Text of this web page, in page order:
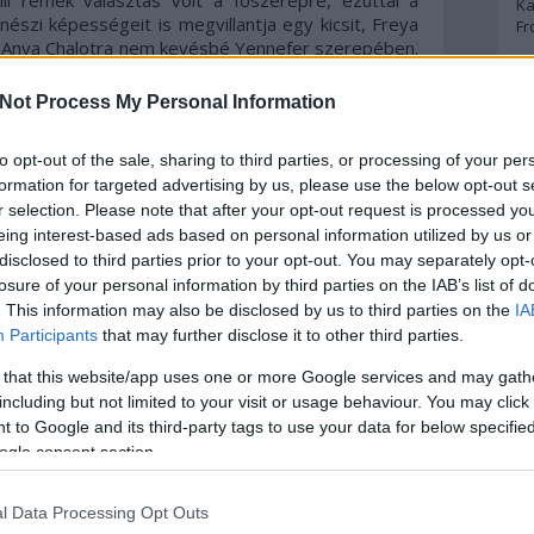
Process My Personal Information
opt-out of the sale, sharing to third parties, or processing of your
for targeted advertising by us, please use the below opt-out
selection. Please note that after your opt-out request is processed
interest-based ads based on personal information utilized by us
to third parties prior to your opt-out. You may separately
of your personal information by third parties on the IAB’s list of
This information may also be disclosed by us to third parties on the
Participants that may further disclose it to other third parties.
that this website/app uses one or more Google services and may
but not limited to your visit or usage behaviour. You may
to Google and its third-party tags to use your data for below
consent section.
Data Processing Opt Outs
képességeit is megvillantja egy kicsit, Freya
Chalotra nem kevésbé Yennefer szerepében.
Vesemir alakítója, Kim Bodnia kiemelkedő
t ebben a szerepben), és el ne feledkezzünk
(Joey Batey), aki ezúttal is dalra fakad és
Kár, hogy ezt az évadot nem nálunk forgatták,
helyszíneket, de azért így is eléggé lenyűgöző
legerősebb, a többinek egy picit hullámzott a
nem könnyű összeboronálni, úgyhogy érthető,
aztán annál nagyobb erővel támadjon fel.